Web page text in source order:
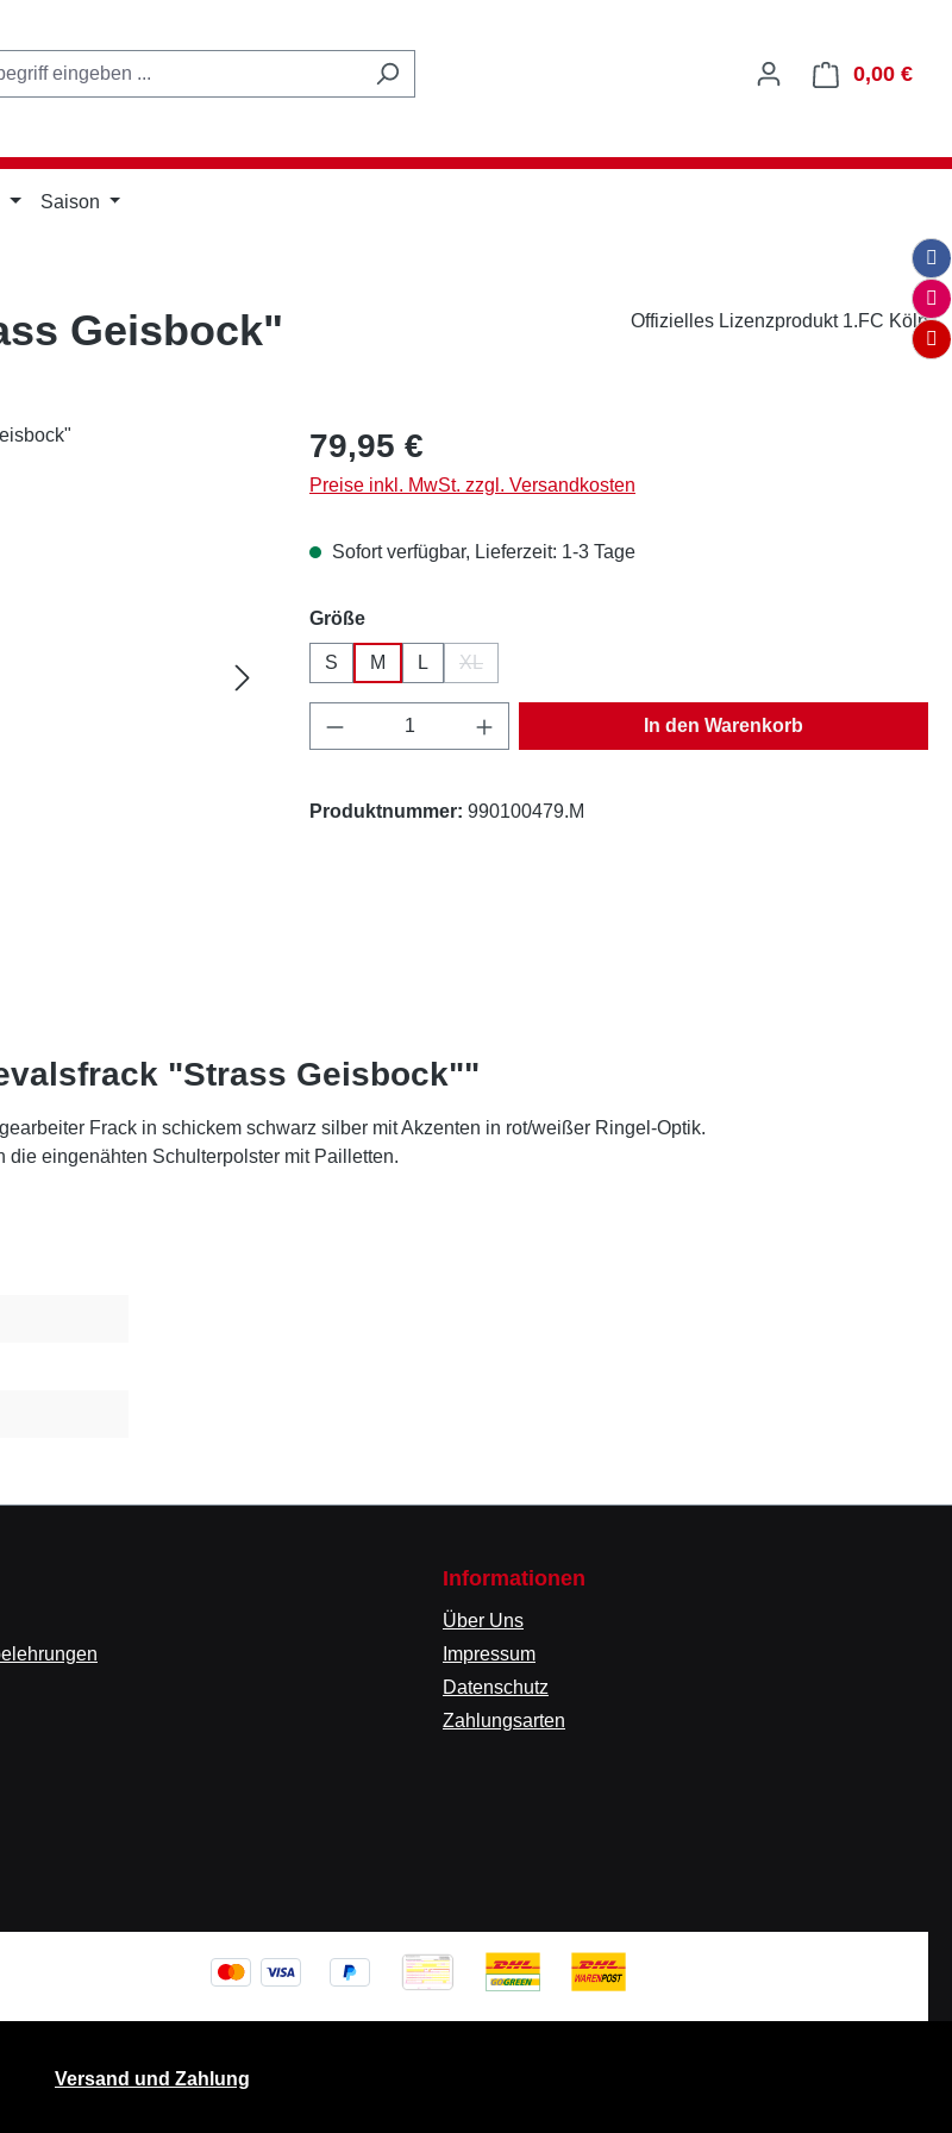
0,00 €
Saison
Geisbock" Offizielles Lizenzprodukt 1.FC Köln
Regulärer Preis:
79,95 €
Preise inkl. MwSt. zzgl. Versandkosten
Sofort verfügbar, Lieferzeit: 1-3 Tage
Größeauswählen
S M L XL
Produkt Anzahl: Gib den gewünschten Wert ein
In den Warenkorb
Produktnummer: 990100479.M
"Strass Geisbock""
Frack in schickem schwarz silber mit Akzenten in rot/weißer Ringel-Optik.
eingenähten Schulterpolster mit Pailletten.
Informationen
Über Uns
Impressum
Datenschutz
Zahlungsarten
Versand und Zahlung